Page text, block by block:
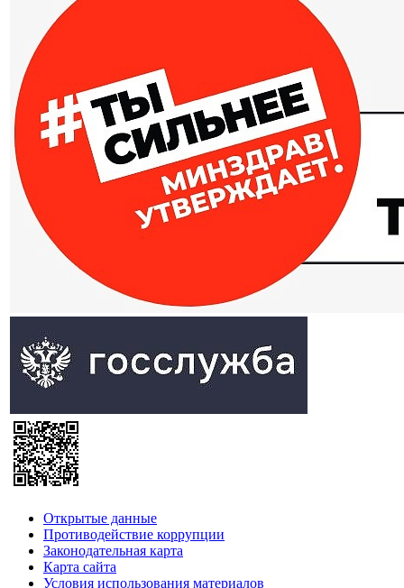
Открытые данные
Противодействие коррупции
Законодательная карта
Карта сайта
Условия использования материалов